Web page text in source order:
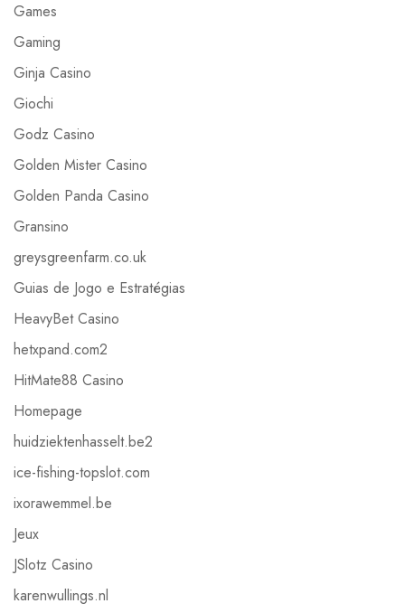
Games
Gaming
Ginja Casino
Giochi
Godz Casino
Golden Mister Casino
Golden Panda Casino
Gransino
greysgreenfarm.co.uk
Guias de Jogo e Estratégias
HeavyBet Casino
hetxpand.com2
HitMate88 Casino
Homepage
huidziektenhasselt.be2
ice-fishing-topslot.com
ixorawemmel.be
Jeux
JSlotz Casino
karenwullings.nl